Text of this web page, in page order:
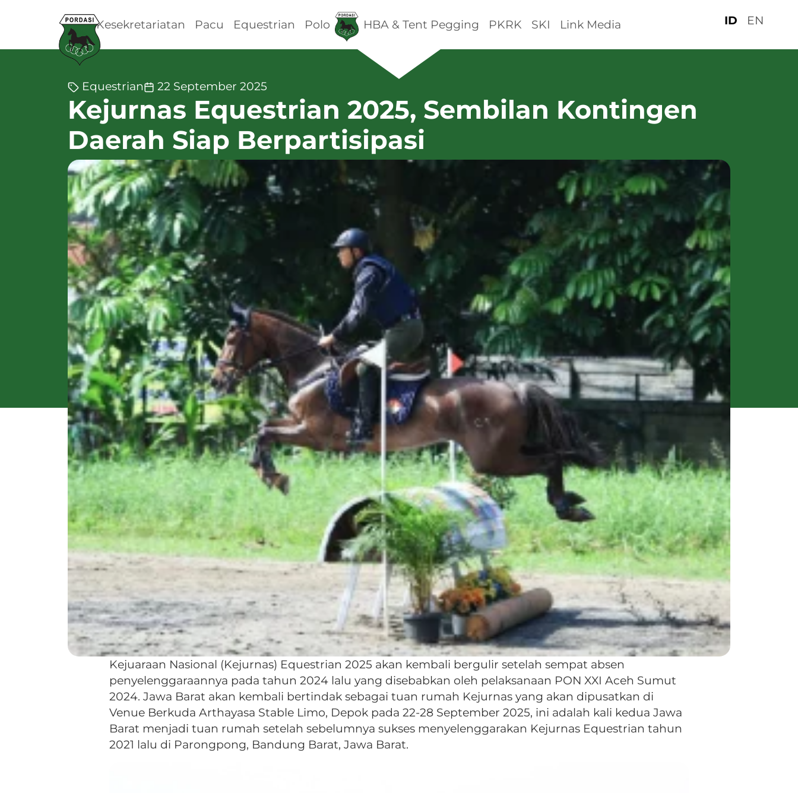
Kesekretariatan Pacu Equestrian Polo HBA & Tent Pegging PKRK SKI Link Media ID EN
Equestrian 22 September 2025
Kejurnas Equestrian 2025, Sembilan Kontingen
Daerah Siap Berpartisipasi
Kejuaraan Nasional (Kejurnas) Equestrian 2025 akan kembali bergulir setelah sempat absen
penyelenggaraannya pada tahun 2024 lalu yang disebabkan oleh pelaksanaan PON XXI Aceh Sumut
2024. Jawa Barat akan kembali bertindak sebagai tuan rumah Kejurnas yang akan dipusatkan di
Venue Berkuda Arthayasa Stable Limo, Depok pada 22-28 September 2025, ini adalah kali kedua Jawa
Barat menjadi tuan rumah setelah sebelumnya sukses menyelenggarakan Kejurnas Equestrian tahun
2021 lalu di Parongpong, Bandung Barat, Jawa Barat.